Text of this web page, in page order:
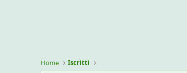
Home Iscritti